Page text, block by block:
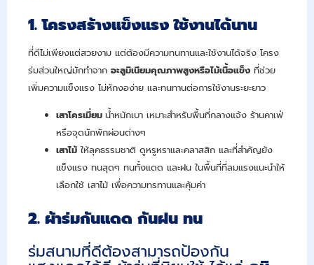
1. โครงสร้างแข็งแรง ใช้งานได้นาน
ที่ดีไม่เพียงแต่สวยงาม แต่ต้องมีความทนทานและใช้งานได้จริง โครง
ร่มส่วนใหญ่มักทำจากอะลูมิเนียมคุณภาพสูงหรือไม้เนื้อแข็ง ที่ช่วย
เพิ่มความแข็งแรง ไม่หักงอง่าย และทนทานต่อการใช้งานระยะยาว
เสาโครเมี่ยมน้ำหนักเบา เหมาะสำหรับพื้นที่กลางแจ้ง ร้านคาเฟ่
หรือจุดนักพักผ่อนต่างๆ
เสาไม้ ให้ลุคธรรมชาติ ดูหรูหราและคลาสสิก และที่สำคัญยัง
แข็งแรง ทนสุดๆ ทนทั้งแดด และฝน ในพื้นที่ที่ลมแรงแนะนำให้
เลือกใช้ เสาไม้ เพื่อความทรทานและคุ้มค่า
2. ผ้าร่มกันแดด กันฝน ทน
ร่มสนามที่ดีต้องสามารถป้องกัน